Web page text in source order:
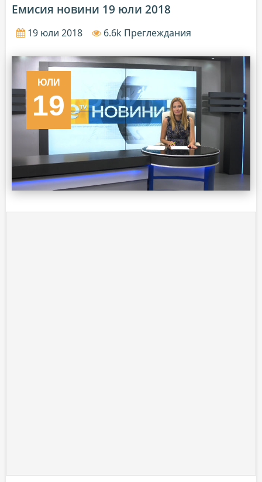
Емисия новини 19 юли 2018
19 юли 2018 6.6k Преглеждания
ЮЛИ
19